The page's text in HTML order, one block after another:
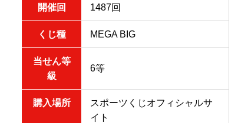
開催回 1487回
くじ種 MEGA BIG
当せん等
級
6等
購入場所
スポーツくじオフィシャルサ
イト